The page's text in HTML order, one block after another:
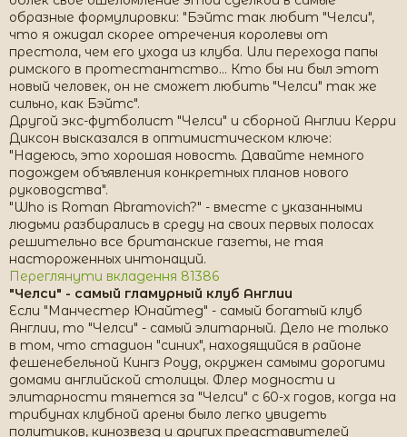
образные формулировки: "Бэйтс так любит "Челси",
что я ожидал скорее отречения королевы от
престола, чем его ухода из клуба. Или перехода папы
римского в протестантство... Кто бы ни был этот
новый человек, он не сможет любить "Челси" так же
сильно, как Бэйтс".
Другой экс-футболист "Челси" и сборной Англии Керри
Диксон высказался в оптимистическом ключе:
"Надеюсь, это хорошая новость. Давайте немного
подождем объявления конкретных планов нового
руководства".
"Who is Roman Abramovich?" - вместе с указанными
людьми разбирались в среду на своих первых полосах
решительно все британские газеты, не тая
настороженных интонаций.
Переглянути вкладення 81386
"Челси" - самый гламурный клуб Англии
Если "Манчестер Юнайтед" - самый богатый клуб
Англии, то "Челси" - самый элитарный. Дело не только
в том, что стадион "синих", находящийся в районе
фешенебельной Кингз Роуд, окружен самыми дорогими
домами английской столицы. Флер модности и
элитарности тянется за "Челси" с 60-х годов, когда на
трибунах клубной арены было легко увидеть
политиков, кинозвезд и других представителей